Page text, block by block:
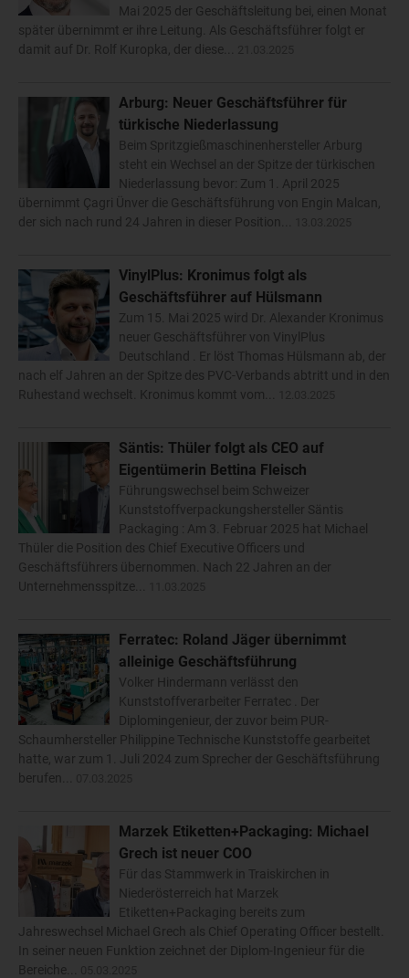
Mai 2025 der Geschäftsleitung bei, einen Monat
später übernimmt er ihre Leitung. Als Geschäftsführer folgt er
damit auf Dr. Rolf Kuropka, der diese...
Arburg: Neuer Geschäftsführer für
türkische Niederlassung
Beim Spritzgießmaschinenhersteller Arburg
steht ein Wechsel an der Spitze der türkischen
Niederlassung bevor: Zum 1. April 2025
übernimmt Çagri Ünver die Geschäftsführung von Engin Malcan,
der sich nach rund 24 Jahren in dieser Position...
VinylPlus: Kronimus folgt als
Geschäftsführer auf Hülsmann
Zum 15. Mai 2025 wird Dr. Alexander Kronimus
neuer Geschäftsführer von VinylPlus
Deutschland . Er löst Thomas Hülsmann ab, der
nach elf Jahren an der Spitze des PVC-Verbands abtritt und in den
Ruhestand wechselt. Kronimus kommt vom...
Säntis: Thüler folgt als CEO auf
Eigentümerin Bettina Fleisch
Führungswechsel beim Schweizer
Kunststoffverpackungshersteller Säntis
Packaging : Am 3. Februar 2025 hat Michael
Thüler die Position des Chief Executive Officers und
Geschäftsführers übernommen. Nach 22 Jahren an der
Unternehmensspitze...
Ferratec: Roland Jäger übernimmt
alleinige Geschäftsführung
Volker Hindermann verlässt den
Kunststoffverarbeiter Ferratec . Der
Diplomingenieur, der zuvor beim PUR-
Schaumhersteller Philippine Technische Kunststoffe gearbeitet
hatte, war zum 1. Juli 2024 zum Sprecher der Geschäftsführung
berufen...
Marzek Etiketten+Packaging: Michael
Grech ist neuer COO
Für das Stammwerk in Traiskirchen in
Niederösterreich hat Marzek
Etiketten+Packaging bereits zum
Jahreswechsel Michael Grech als Chief Operating Officer bestellt.
In seiner neuen Funktion zeichnet der Diplom-Ingenieur für die
Bereiche...